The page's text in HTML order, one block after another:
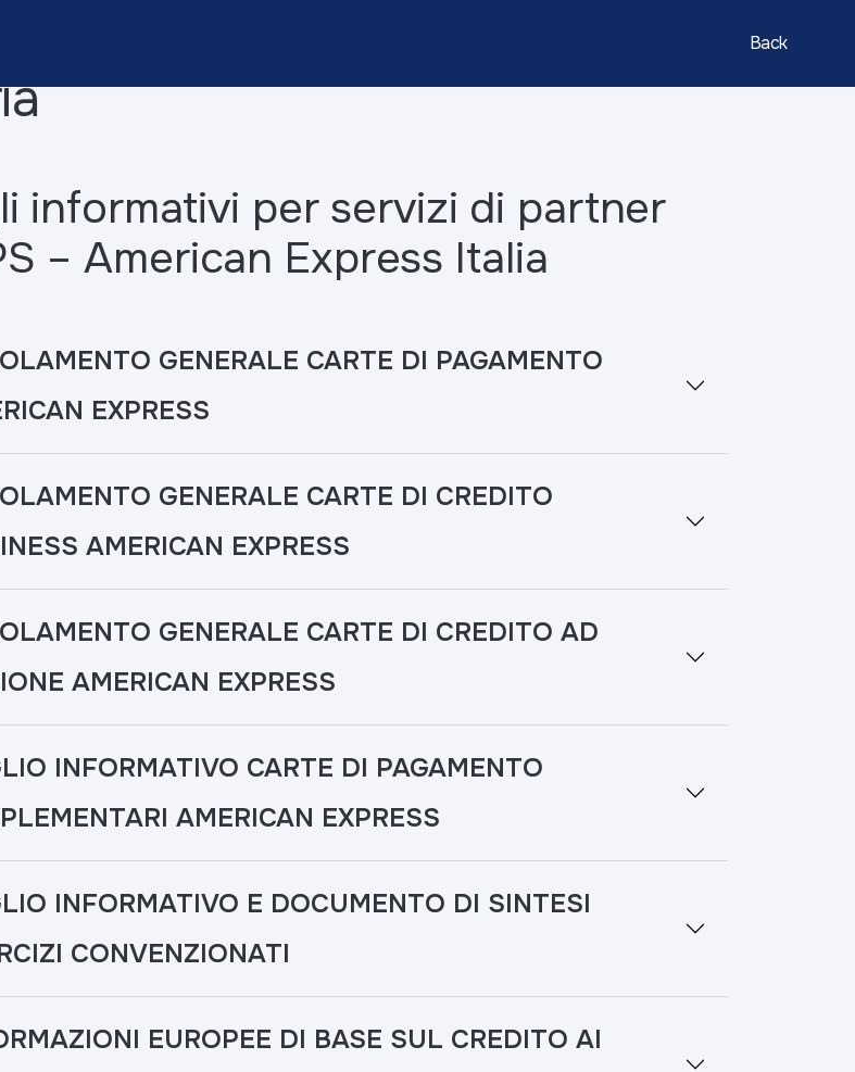
Back
informativi per servizi di partner
– American Express Italia
GENERALE CARTE DI PAGAMENTO
EXPRESS
GENERALE CARTE DI CREDITO
AMERICAN EXPRESS
GENERALE CARTE DI CREDITO AD
AMERICAN EXPRESS
INFORMATIVO CARTE DI PAGAMENTO
AMERICAN EXPRESS
INFORMATIVO E DOCUMENTO DI SINTESI
CONVENZIONATI
EUROPEE DI BASE SUL CREDITO AI